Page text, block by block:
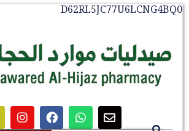
D62RL5JC77U6LCNG4BQ0